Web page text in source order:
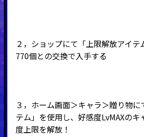
２，ショップにて「上限解放アイテ
770個との交換で入手する
３，ホーム画面＞キャラ＞贈り物に
テム」を使用し、好感度LvMAXのキ
度上限を解放！